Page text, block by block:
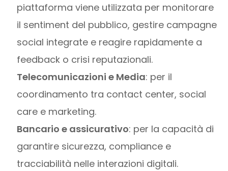
piattaforma viene utilizzata per monitorare
il sentiment del pubblico, gestire campagne
social integrate e reagire rapidamente a
feedback o crisi reputazionali.
Telecomunicazioni e Media: per il
coordinamento tra contact center, social
care e marketing.
Bancario e assicurativo: per la capacità di
garantire sicurezza, compliance e
tracciabilità nelle interazioni digitali.